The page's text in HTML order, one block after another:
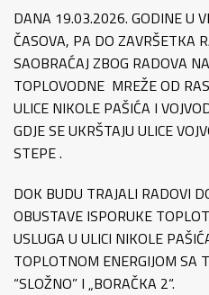
DANA 19.03.2026. GODINE U
ČASOVA, PA DO ZAVRŠETKA
SAOBRAĆAJ ZBOG RADOVA
TOPLOVODNE MREŽE OD
ULICE NIKOLE PAŠIĆA I
GDJE SE UKRŠTAJU ULICE
STEPE .
DOK BUDU TRAJALI RADOVI
OBUSTAVE ISPORUKE
USLUGA U ULICI NIKOLE
TOPLOTNOM ENERGIJOM SA
“SLOŽNO” I „BORAČKA 2“.